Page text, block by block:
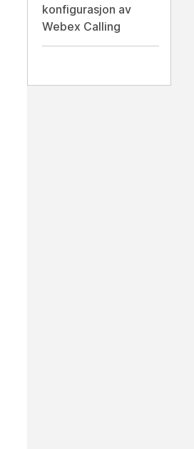
konfigurasjon av
Webex Calling